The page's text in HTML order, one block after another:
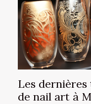
Les
de nail art à